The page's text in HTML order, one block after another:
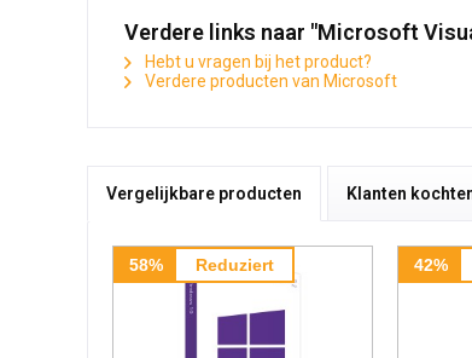
Verdere links naar "Microsoft
Hebt u vragen bij het product?
Verdere producten van Microsoft
Vergelijkbare producten Klanten
58% Reduziert 42%